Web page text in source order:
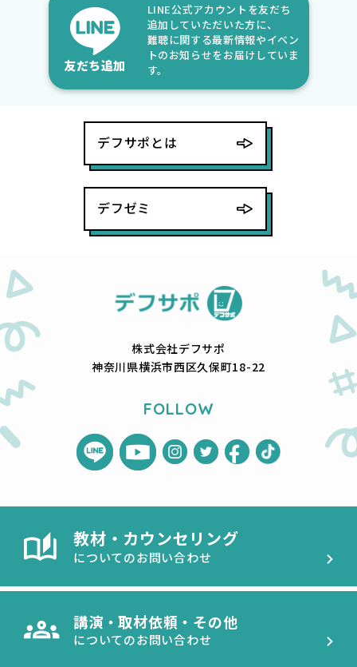
LINE公式アカウントを友だち
追加していただいた方に、
難聴に関する最新情報やイベン
トのお知らせをお届けしていま
す。
友だち追加
デフサポとは
デフゼミ
株式会社デフサポ
神奈川県横浜市西区久保町18-22
FOLLOW
教材・カウンセリング
についてのお問い合わせ
講演・取材依頼・その他
についてのお問い合わせ